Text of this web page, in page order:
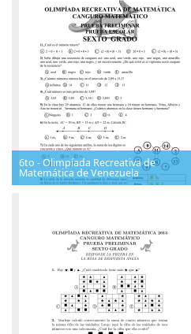
6to - Olimpíada Recreativa de
Matemática de Venezuela